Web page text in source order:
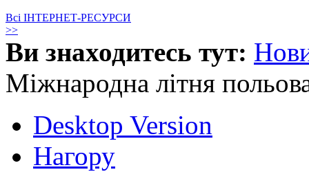
Всі ІНТЕРНЕТ-РЕСУРСИ
>>
Ви знаходитесь тут:
Міжнародна літня
Desktop Version
Нагору